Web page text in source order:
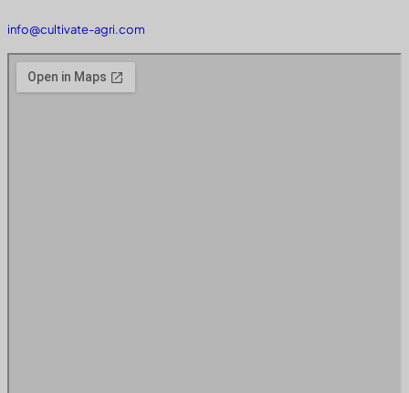
info@cultivate-agri.com